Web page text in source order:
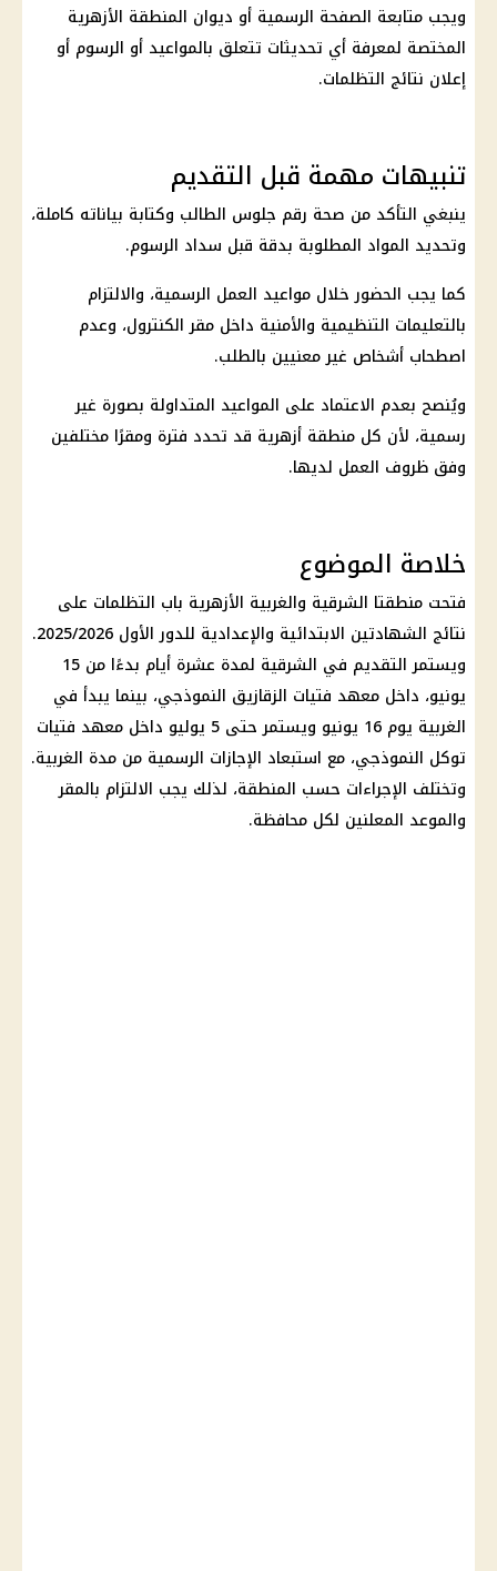
ويجب متابعة الصفحة الرسمية أو ديوان المنطقة الأزهرية
المختصة لمعرفة أي تحديثات تتعلق بالمواعيد أو الرسوم أو
إعلان نتائج التظلمات.
تنبيهات مهمة قبل التقديم
ينبغي التأكد من صحة رقم جلوس الطالب وكتابة بياناته كاملة،
وتحديد المواد المطلوبة بدقة قبل سداد الرسوم.
كما يجب الحضور خلال مواعيد العمل الرسمية، والالتزام
بالتعليمات التنظيمية والأمنية داخل مقر الكنترول، وعدم
اصطحاب أشخاص غير معنيين بالطلب.
ويُنصح بعدم الاعتماد على المواعيد المتداولة بصورة غير
رسمية، لأن كل منطقة أزهرية قد تحدد فترة ومقرًا مختلفين
وفق ظروف العمل لديها.
خلاصة الموضوع
فتحت منطقتا الشرقية والغربية الأزهرية باب التظلمات على
نتائج الشهادتين الابتدائية والإعدادية للدور الأول 2025/2026.
ويستمر التقديم في الشرقية لمدة عشرة أيام بدءًا من 15
يونيو، داخل معهد فتيات الزقازيق النموذجي، بينما يبدأ في
الغربية يوم 16 يونيو ويستمر حتى 5 يوليو داخل معهد فتيات
توكل النموذجي، مع استبعاد الإجازات الرسمية من مدة الغربية.
وتختلف الإجراءات حسب المنطقة، لذلك يجب الالتزام بالمقر
والموعد المعلنين لكل محافظة.